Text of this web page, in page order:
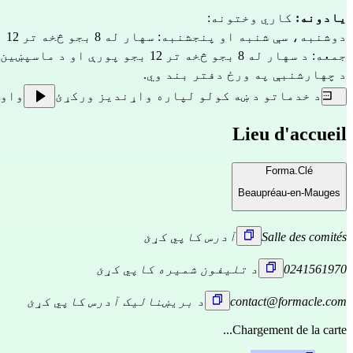
یادونه: کاري وختونه:
دوشنبه، سې شنبه او پنجشنبه: سهار له 8 بجو څخه تر 12 بجو او ماسپښین له 2 بجو څخه تر 5 بجو پورې.
جمعه: د سهار له 8 بجو څخه تر 12 بجو پورې او د ماسپښین له 2 بجو څخه تر 4:30 بجو پورې.
د چهارشنبې په ورځ دفتر بند وي.
د خدماتو د ښه کولو لپاره واړندیز ورکړئ
Lieu d'accueil
Forma.Clé
Beaupréau-en-Mauges
Salle des comités آدرس کاپي کړئ
0241561970 د تلیفون شمیره کاپي کړئ
contact@formacle.com د بریښنالیک آدرس کاپي کړئ
Chargement de la carte...